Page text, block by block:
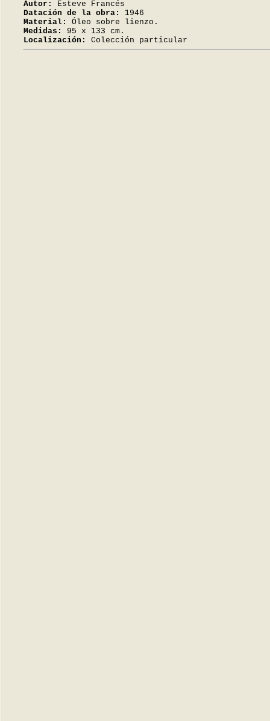
Autor:
Esteve Francés
Datación de la obra:
1946
Material:
Óleo sobre lienzo.
Medidas:
95 x 133 cm.
Localización:
Colección particular